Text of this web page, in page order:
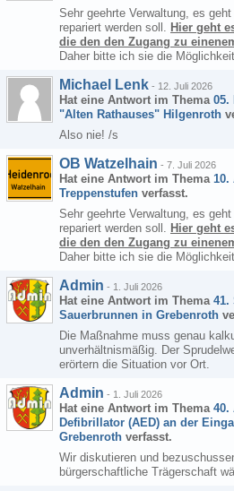
Sehr geehrte Verwaltung, es geht
repariert werden soll. Hier geht
die den den Zugang zu
Daher bitte ich sie die
Michael Lenk - 12. Juli 2026
Hat eine Antwort im Thema 05.
"Alten Rathauses" Hilgenroth
Also nie! /s
OB Watzelhain - 7. Juli 2026
Hat eine Antwort im Thema 10.
Treppenstufen verfasst.
Sehr geehrte Verwaltung, es geht
repariert werden soll. Hier geht
die den den Zugang zu
Daher bitte ich sie die
Admin - 1. Juli 2026
Hat eine Antwort im Thema 41.
Sauerbrunnen in Grebenroth
Die Maßnahme muss genau
unverhältnismäßig. Der
erörtern die Situation vor Ort.
Admin - 1. Juli 2026
Hat eine Antwort im Thema 40.
Defibrillator (AED) an der
Grebenroth verfasst.
Wir diskutieren und
bürgerschaftliche Trägerschaft